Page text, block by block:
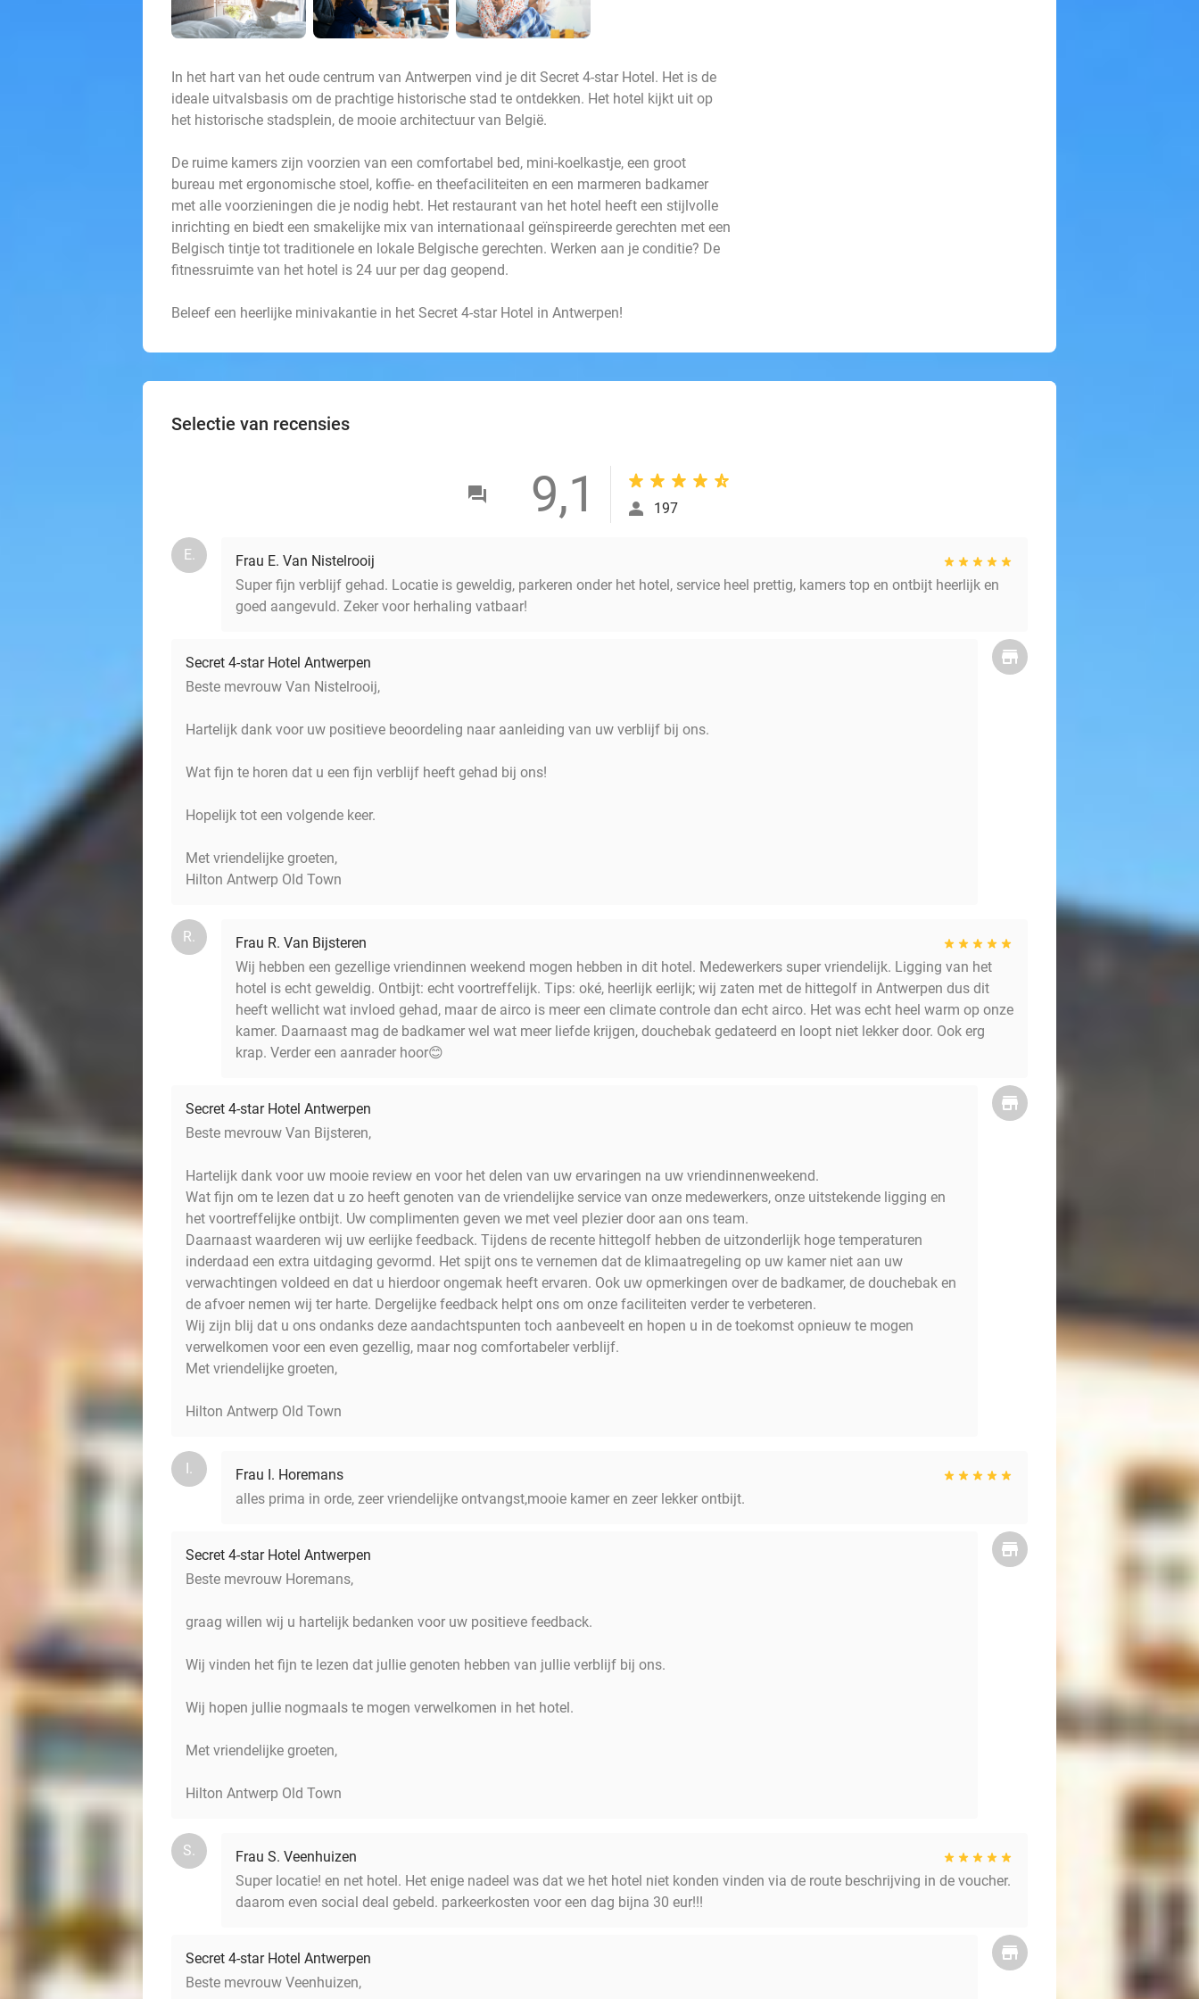
In het hart van het oude centrum van Antwerpen vind je dit Secret 4-star Hotel. Het is de
ideale uitvalsbasis om de prachtige historische stad te ontdekken. Het hotel kijkt uit op
het historische stadsplein, de mooie architectuur van België.
De ruime kamers zijn voorzien van een comfortabel bed, mini-koelkastje, een groot
bureau met ergonomische stoel, koffie- en theefaciliteiten en een marmeren badkamer
met alle voorzieningen die je nodig hebt. Het restaurant van het hotel heeft een stijlvolle
inrichting en biedt een smakelijke mix van internationaal geïnspireerde gerechten met een
Belgisch tintje tot traditionele en lokale Belgische gerechten. Werken aan je conditie? De
fitnessruimte van het hotel is 24 uur per dag geopend.
Beleef een heerlijke minivakantie in het Secret 4-star Hotel in Antwerpen!
Selectie van recensies
9,1 197
E.
Frau E. Van Nistelrooij
Super fijn verblijf gehad. Locatie is geweldig, parkeren onder het hotel, service heel prettig, kamers top en ontbijt heerlijk en
goed aangevuld. Zeker voor herhaling vatbaar!
Secret 4-star Hotel Antwerpen
Beste mevrouw Van Nistelrooij,
Hartelijk dank voor uw positieve beoordeling naar aanleiding van uw verblijf bij ons.
Wat fijn te horen dat u een fijn verblijf heeft gehad bij ons!
Hopelijk tot een volgende keer.
Met vriendelijke groeten,
Hilton Antwerp Old Town
R.
Frau R. Van Bijsteren
Wij hebben een gezellige vriendinnen weekend mogen hebben in dit hotel. Medewerkers super vriendelijk. Ligging van het
hotel is echt geweldig. Ontbijt: echt voortreffelijk. Tips: oké, heerlijk eerlijk; wij zaten met de hittegolf in Antwerpen dus dit
heeft wellicht wat invloed gehad, maar de airco is meer een climate controle dan echt airco. Het was echt heel warm op onze
kamer. Daarnaast mag de badkamer wel wat meer liefde krijgen, douchebak gedateerd en loopt niet lekker door. Ook erg
krap. Verder een aanrader hoor😊
Secret 4-star Hotel Antwerpen
Beste mevrouw Van Bijsteren,
Hartelijk dank voor uw mooie review en voor het delen van uw ervaringen na uw vriendinnenweekend.
Wat fijn om te lezen dat u zo heeft genoten van de vriendelijke service van onze medewerkers, onze uitstekende ligging en
het voortreffelijke ontbijt. Uw complimenten geven we met veel plezier door aan ons team.
Daarnaast waarderen wij uw eerlijke feedback. Tijdens de recente hittegolf hebben de uitzonderlijk hoge temperaturen
inderdaad een extra uitdaging gevormd. Het spijt ons te vernemen dat de klimaatregeling op uw kamer niet aan uw
verwachtingen voldeed en dat u hierdoor ongemak heeft ervaren. Ook uw opmerkingen over de badkamer, de douchebak en
de afvoer nemen wij ter harte. Dergelijke feedback helpt ons om onze faciliteiten verder te verbeteren.
Wij zijn blij dat u ons ondanks deze aandachtspunten toch aanbeveelt en hopen u in de toekomst opnieuw te mogen
verwelkomen voor een even gezellig, maar nog comfortabeler verblijf.
Met vriendelijke groeten,
Hilton Antwerp Old Town
I.
Frau I. Horemans
alles prima in orde, zeer vriendelijke ontvangst,mooie kamer en zeer lekker ontbijt.
Secret 4-star Hotel Antwerpen
Beste mevrouw Horemans,
graag willen wij u hartelijk bedanken voor uw positieve feedback.
Wij vinden het fijn te lezen dat jullie genoten hebben van jullie verblijf bij ons.
Wij hopen jullie nogmaals te mogen verwelkomen in het hotel.
Met vriendelijke groeten,
Hilton Antwerp Old Town
S.
Frau S. Veenhuizen
Super locatie! en net hotel. Het enige nadeel was dat we het hotel niet konden vinden via de route beschrijving in de voucher.
daarom even social deal gebeld. parkeerkosten voor een dag bijna 30 eur!!!
Secret 4-star Hotel Antwerpen
Beste mevrouw Veenhuizen,